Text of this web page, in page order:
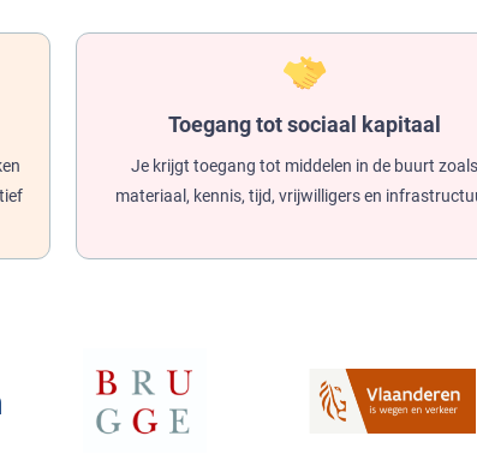
Toegang tot sociaal kapitaal
Je krijgt toegang tot middelen in de buurt zoals
materiaal, kennis, tijd, vrijwilligers en